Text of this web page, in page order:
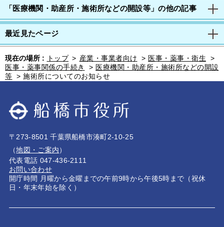
「医療機関・助産所・施術所などの開設等」の他の記事
最近見たページ
現在の場所 : トップ > 産業・事業者向け > 医事・薬事・衛生
>
医事・薬事関係の手続き
> 医療機関・助産所・施術所などの開設
等 > 施術所についてのお知らせ
〒273-8501 千葉県船橋市湊町2-10-25
（地図・ご案内）
代表電話 047-436-2111
お問い合わせ
開庁時間 月曜から金曜までの午前9時から午後5時まで（祝休
日・年末年始を除く）